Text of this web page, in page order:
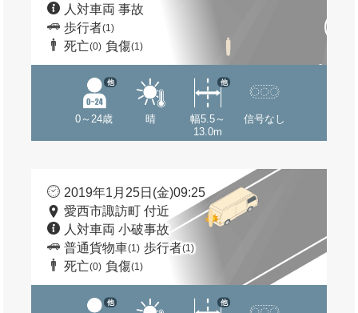
人対車両 事故
歩行者(1)
死亡(0) 負傷(1)
0～24歳
他
晴
幅5.5～
13.0m
他
信号なし
2019年1月25日(金)09:25
愛西市諏訪町 付近
人対車両 小破事故
普通貨物車(1) 歩行者(1)
死亡(0) 負傷(1)
他 他